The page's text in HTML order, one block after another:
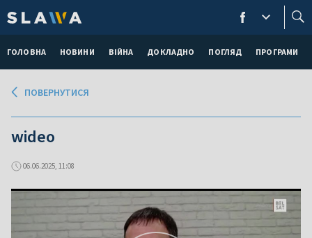
ГОЛОВНА НОВИНИ ВІЙНА ДОКЛАДНО ПОГЛЯД ПРОГРАМИ
ПОВЕРНУТИСЯ
wideo
06.06.2025, 11:08